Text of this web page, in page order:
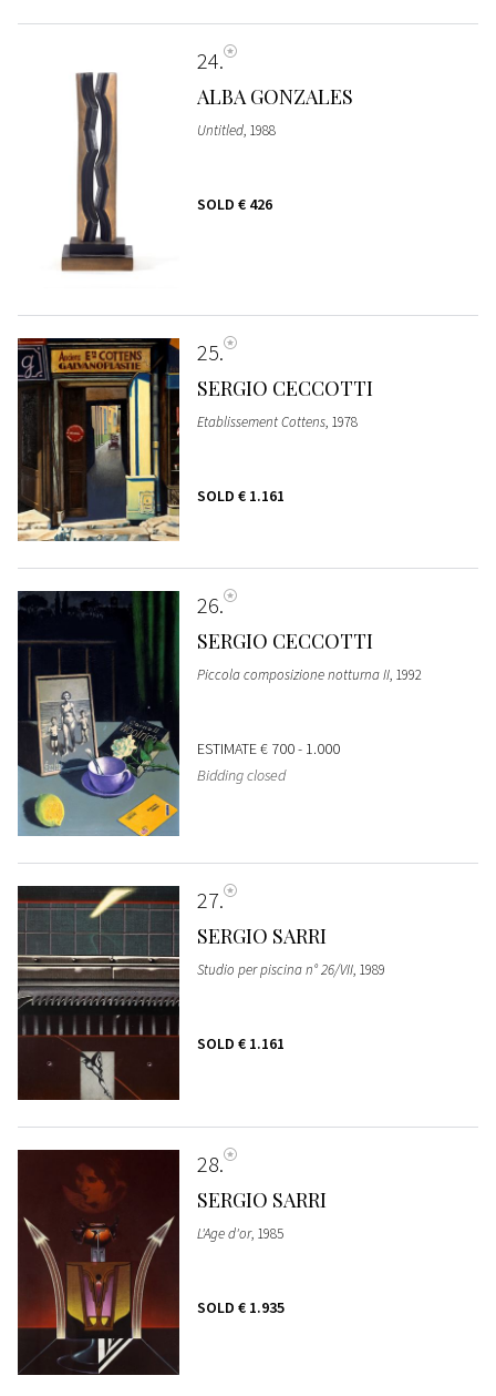
24
ALBA GONZALES
Untitled, 1988
SOLD € 426
25
SERGIO CECCOTTI
Etablissement Cottens, 1978
SOLD € 1.161
26
SERGIO CECCOTTI
Piccola composizione notturna II, 1992
ESTIMATE€ 700 - 1.000
Bidding closed
27
SERGIO SARRI
Studio per piscina n° 26/VII, 1989
SOLD € 1.161
28
SERGIO SARRI
L'Age d'or, 1985
SOLD € 1.935